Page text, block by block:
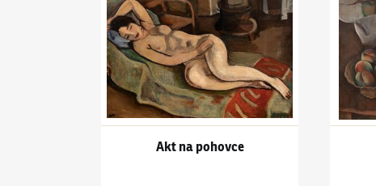
Akt na pohovce